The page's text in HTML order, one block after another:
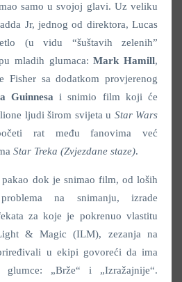
samo u svojoj glavi. Uz veliku
Jr, jednog od direktora, Lucas
(u vidu “šuštavih zelenih”
mladih glumaca:Mark Hamill,
sa dodatkom provjerenog
Guinnesai snimio film koji će
ljudi širom svijeta u Star Wars
rat među fanovima već
Star Treka (Zvjezdane staze).
pakao dok je snimao film, od loših
na snimanju, izrade
za koje je pokrenuo vlastitu
& Magic (ILM), zezanja na
u ekipi govoreći da ima
„Brže“ i „Izražajnije“.